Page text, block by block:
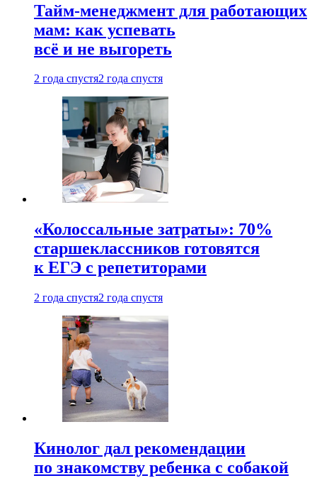
Тайм-менеджмент для работающих
мам: как успевать
всё и не выгореть
2 года спустя2 года спустя
«Колоссальные затраты»: 70%
старшеклассников готовятся
к ЕГЭ с репетиторами
2 года спустя2 года спустя
Кинолог дал рекомендации
по знакомству ребенка с собакой